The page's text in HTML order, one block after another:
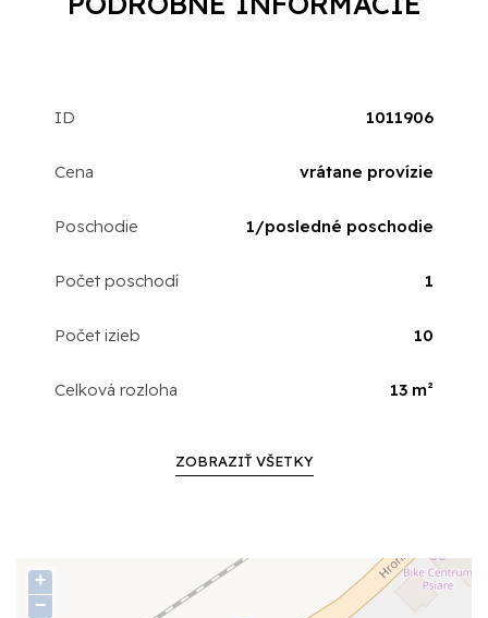
ID 1011906
Cena vrátane provízie
Poschodie 1/posledné poschodie
Počet poschodí 1
Počet izieb 10
Celková rozloha 13 m²
ZOBRAZIŤ VŠETKY
+
−